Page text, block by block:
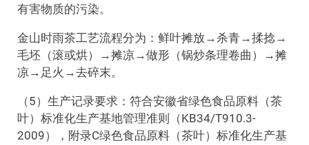
有害物质的污染。
金山时雨茶工艺流程分为：鲜叶摊放→杀青→揉捻→
毛坯（滚或烘）→摊凉→做形（锅炒条理卷曲）→摊
凉→足火→去碎末。
（5）生产记录要求：符合安徽省绿色食品原料（茶
叶）标准化生产基地管理准则（KB34/T910.3-
2009），附录C绿色食品原料（茶叶）标准化生产基